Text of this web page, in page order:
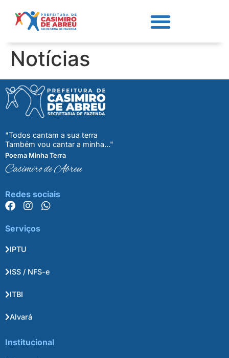
Notícias
"Todos cantam a sua terra
Também vou cantar a minha..."
Poema Minha Terra
Casimiro de Abreu
Redes sociais
Serviços
IPTU
ISS / NFS-e
ITBI
Alvará
Institucional